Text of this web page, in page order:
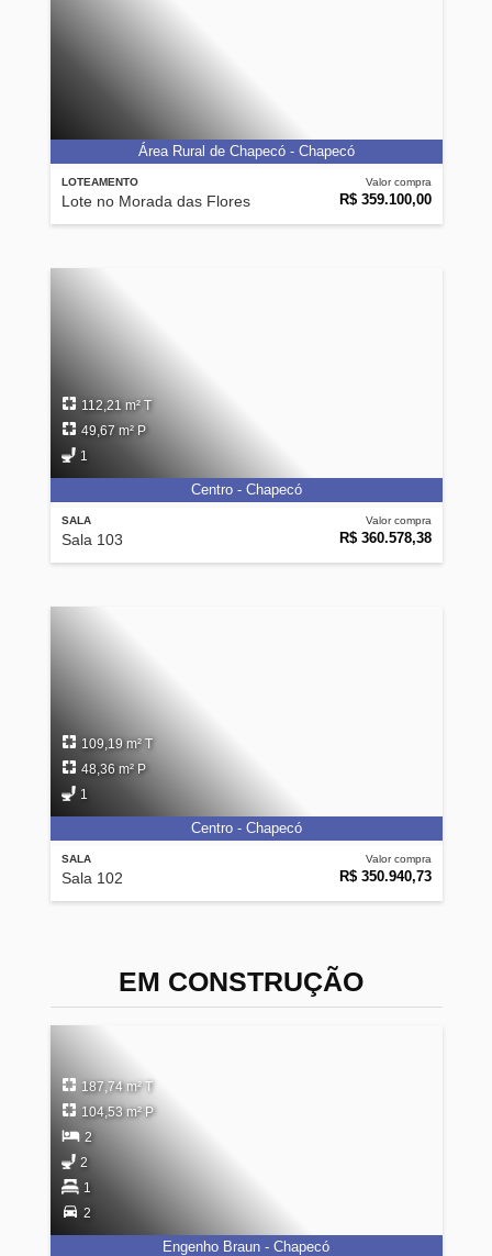
LOTEAMENTO
Lote no Morada das Flores
Valor compra
R$ 359.100,00
Área Rural de Chapecó - Chapecó
SALA
Sala 103
Valor compra
R$ 360.578,38
112,21 m² T
49,67 m² P
1
Centro - Chapecó
SALA
Sala 102
Valor compra
R$ 350.940,73
109,19 m² T
48,36 m² P
1
Centro - Chapecó
EM CONSTRUÇÃO
187,74 m² T
104,53 m² P
2
2
1
2
Engenho Braun - Chapecó